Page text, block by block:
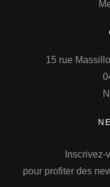
15 rue
pour profiter des